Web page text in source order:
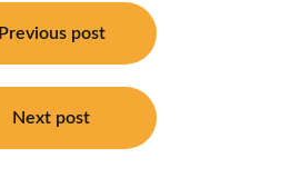
Previous post
Next post